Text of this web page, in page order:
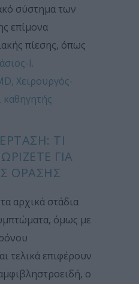
σύστημα των
επίμονα
πίεσης, όπως
Ι.
Χειρουργός-
καθηγητής
ΤΙ
ΓΙΑ
ΌΡΑΣΗΣ
αρχικά στάδια
όμως με
τελικά επιφέρουν
ο